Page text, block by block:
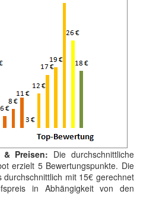
Preisen: Die durchschnittliche
erzielt 5 Bewertungspunkte. Die
mit 15€ gerechnet
in Abhängigkeit von den